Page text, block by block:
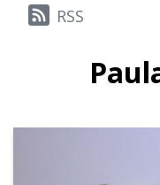
Últimas
RSS